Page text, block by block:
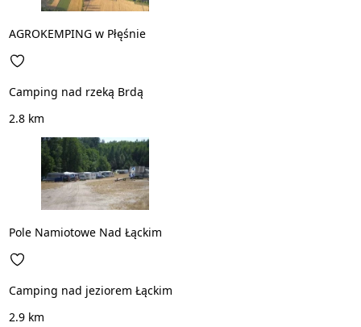
AGROKEMPING w Płęśnie
Camping nad rzeką Brdą
2.8 km
Pole Namiotowe Nad Łąckim
Camping nad jeziorem Łąckim
2.9 km